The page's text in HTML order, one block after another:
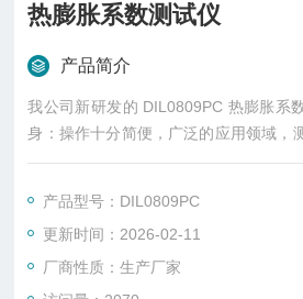
热膨胀系数测试仪
产品简介
我公司新研发的 DIL0809PC 热膨胀系
身：操作十分简便，广泛的应用领域，
器的优化设计使得仪器即使是在没有额
作，装载样品简便。即使非理想尺寸的
管状样品支架的凹槽中。热电偶直接接
量的重复性。
产品型号：DIL0809PC
更新时间：2026-02-11
厂商性质：生产厂家